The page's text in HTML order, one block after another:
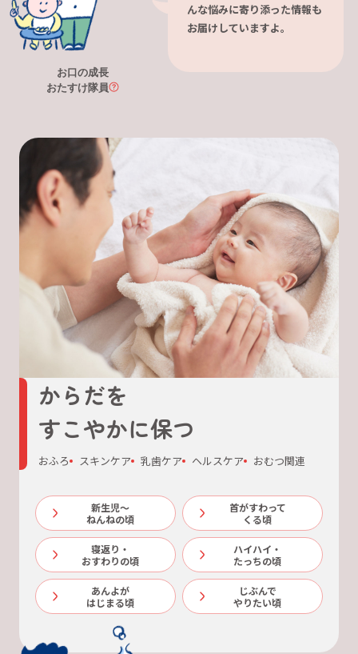
お口の成長
おたすけ隊員
んな悩みに寄り添った情報も
お届けしていますよ。
からだを
すこやかに保つ
おふろ スキンケア 乳歯ケア ヘルスケア おむつ関連
新生児～
ねんねの頃
首がすわって
くる頃
寝返り・
おすわりの頃
ハイハイ・
たっちの頃
あんよが
はじまる頃
じぶんで
やりたい頃